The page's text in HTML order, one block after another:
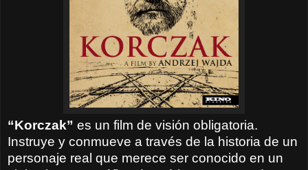
“Korczak” es un film de visión obligatoria.
Instruye y conmueve a través de la historia de un
personaje real que merece ser conocido en un